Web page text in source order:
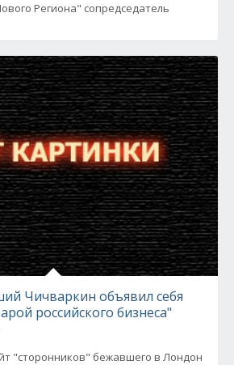
Региона" сопредседатель
Чичваркин объявил себя
российского бизнеса"
"сторонников" бежавшего в Лондон